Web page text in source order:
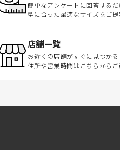
簡単なアンケートに回答する
型に合った最適なサイズをご提
店舗一覧
お近くの店舗がすぐに見つかる
住所や営業時間はこちらからご